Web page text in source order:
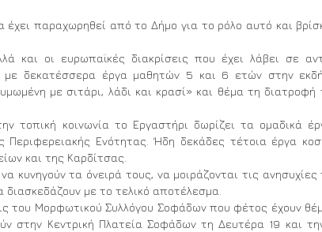
παραχωρηθεί από το Δήμο για το ρόλο αυτό και
και οι ευρωπαϊκές διακρίσεις που έχει λάβει σε
με δεκατέσσερα έργα μαθητών 5 και 6 ετών στην
με σιτάρι, λάδι και κρασί» και θέμα τη διατροφή
τοπική κοινωνία το Εργαστήρι δωρίζει τα ομαδικά
Ενότητας. Ήδη δεκάδες τέτοια έργα
και της Καρδίτσας.
κυνηγούν τα όνειρά τους, να μοιράζονται τις
διασκεδάζουν με το τελικό αποτέλεσμα.
του Μορφωτικού Συλλόγου Σοφάδων που φέτος έχουν
στην Κεντρική Πλατεία Σοφάδων τη Δευτέρα 19 και
Εθελοντική Αιμοδοσία
11/6/2024